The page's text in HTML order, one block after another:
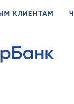
КЛИЕНТАМ